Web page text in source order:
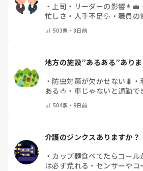
・ 上司・リーダーの影響👩‍💼
忙しさ・人手不足💦 ・ 職員の
💭 ・その他(コメントで教えて
503票・ 8日前
地方の施設”あるある”ありま
・ 防虫対策が欠かせない🐛 ・
ある🍅 ・ 車じゃないと通勤で
504票・9日前
介護のジンクスありますか？
・ カップ麺食べてたらコール
は必ず荒れる ・ センサーやコ